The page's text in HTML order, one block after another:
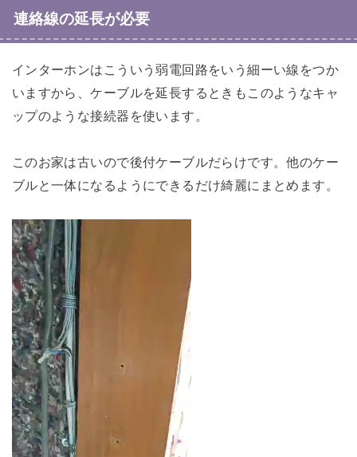
連絡線の延長が必要
インターホンはこういう弱電回路をいう細ーい線をつか
いますから、ケーブルを延長するときもこのようなキャ
ップのような接続器を使います。
このお家は古いので後付ケーブルだらけです。他のケー
ブルと一体になるようにできるだけ綺麗にまとめます。